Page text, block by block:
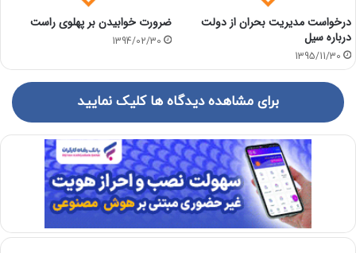
درخواست مدیریت بحران از دولت
درباره سیل
1395/11/30
ضرورت خوابیدن بر پهلوی راست
1394/02/30
برای مشاهده دیدگاه ها کلیک نمایید